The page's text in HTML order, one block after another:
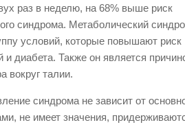
раз в неделю, на 68% выше риск
синдрома. Метаболический
условий, которые повышают риск
диабета. Также он является
вокруг талии.
синдрома не зависит от
не имеет значения,